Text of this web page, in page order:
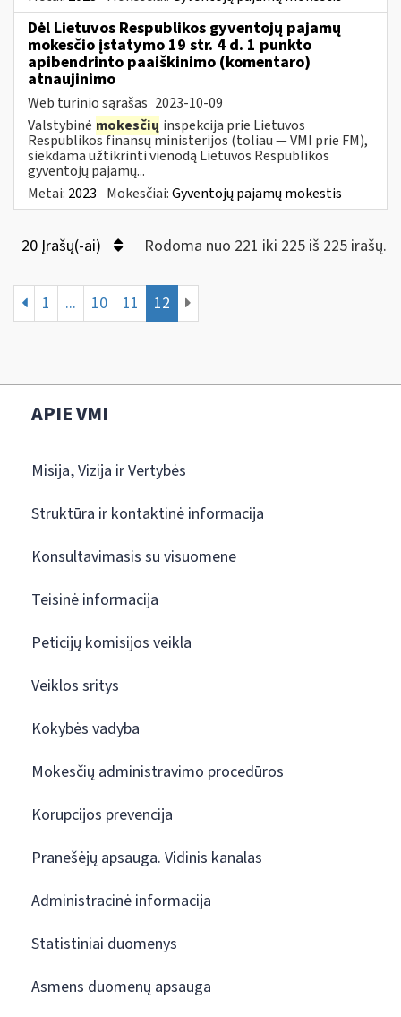
Dėl Lietuvos Respublikos gyventojų pajamų
mokesčio įstatymo 19 str. 4 d. 1 punkto
apibendrinto paaiškinimo (komentaro)
atnaujinimo
Web turinio sąrašas 2023-10-09
Valstybinė mokesčių inspekcija prie Lietuvos
Respublikos finansų ministerijos (toliau — VMI prie FM),
siekdama užtikrinti vienodą Lietuvos Respublikos
gyventojų pajamų...
Metai: 2023 Mokesčiai:Gyventojų pajamų mokestis
20 Įrašų(-ai) Rodoma nuo 221 iki 225 iš 225 irašų.
1 ... 10 11 12
APIE VMI
Misija, Vizija ir Vertybės
Struktūra ir kontaktinė informacija
Konsultavimasis su visuomene
Teisinė informacija
Peticijų komisijos veikla
Veiklos sritys
Kokybės vadyba
Mokesčių administravimo procedūros
Korupcijos prevencija
Pranešėjų apsauga. Vidinis kanalas
Administracinė informacija
Statistiniai duomenys
Asmens duomenų apsauga